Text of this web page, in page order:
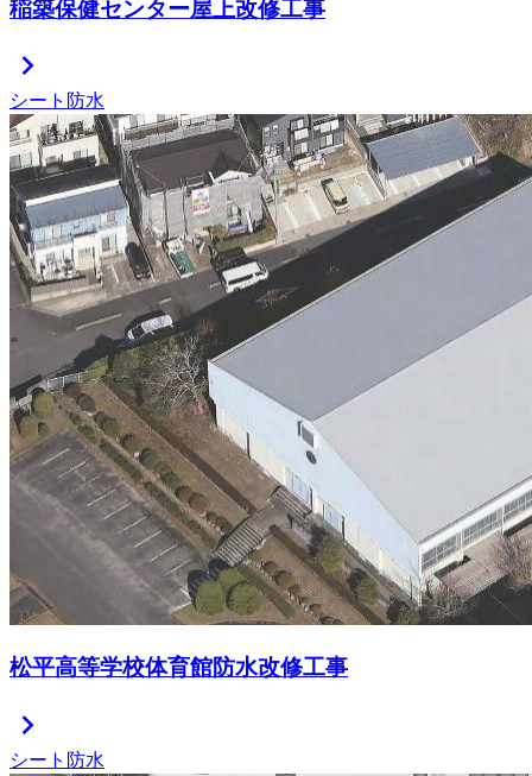
稲築保健センター屋上改修工事
chevron_right
シート防水
松平高等学校体育館防水改修工事
chevron_right
シート防水